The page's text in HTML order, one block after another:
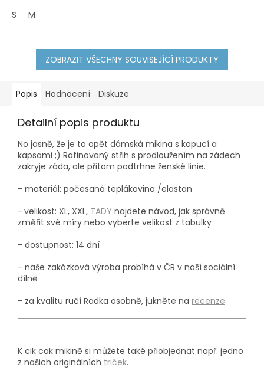
S M
ZOBRAZIT VŠECHNY SOUVISEJÍCÍ PRODUKTY
Popis Hodnocení Diskuze
Detailní popis produktu
No jasně, že je to opět dámská mikina s kapucí a
kapsami ;) Rafinovaný střih s prodloužením na zádech
zakryje záda, ale přitom podtrhne ženské linie.
- materiál: počesaná teplákovina /elastan
- velikost: XL, XXL, TADY najdete návod, jak správně
změřit své míry nebo vyberte velikost z tabulky
- dostupnost: 14 dní
- naše zakázková výroba probíhá v ČR v naší sociální
dílně
- za kvalitu ručí Radka osobně, jukněte na recenze
K cik cak mikině si můžete také přiobjednat např. jedno
z našich originálních triček.